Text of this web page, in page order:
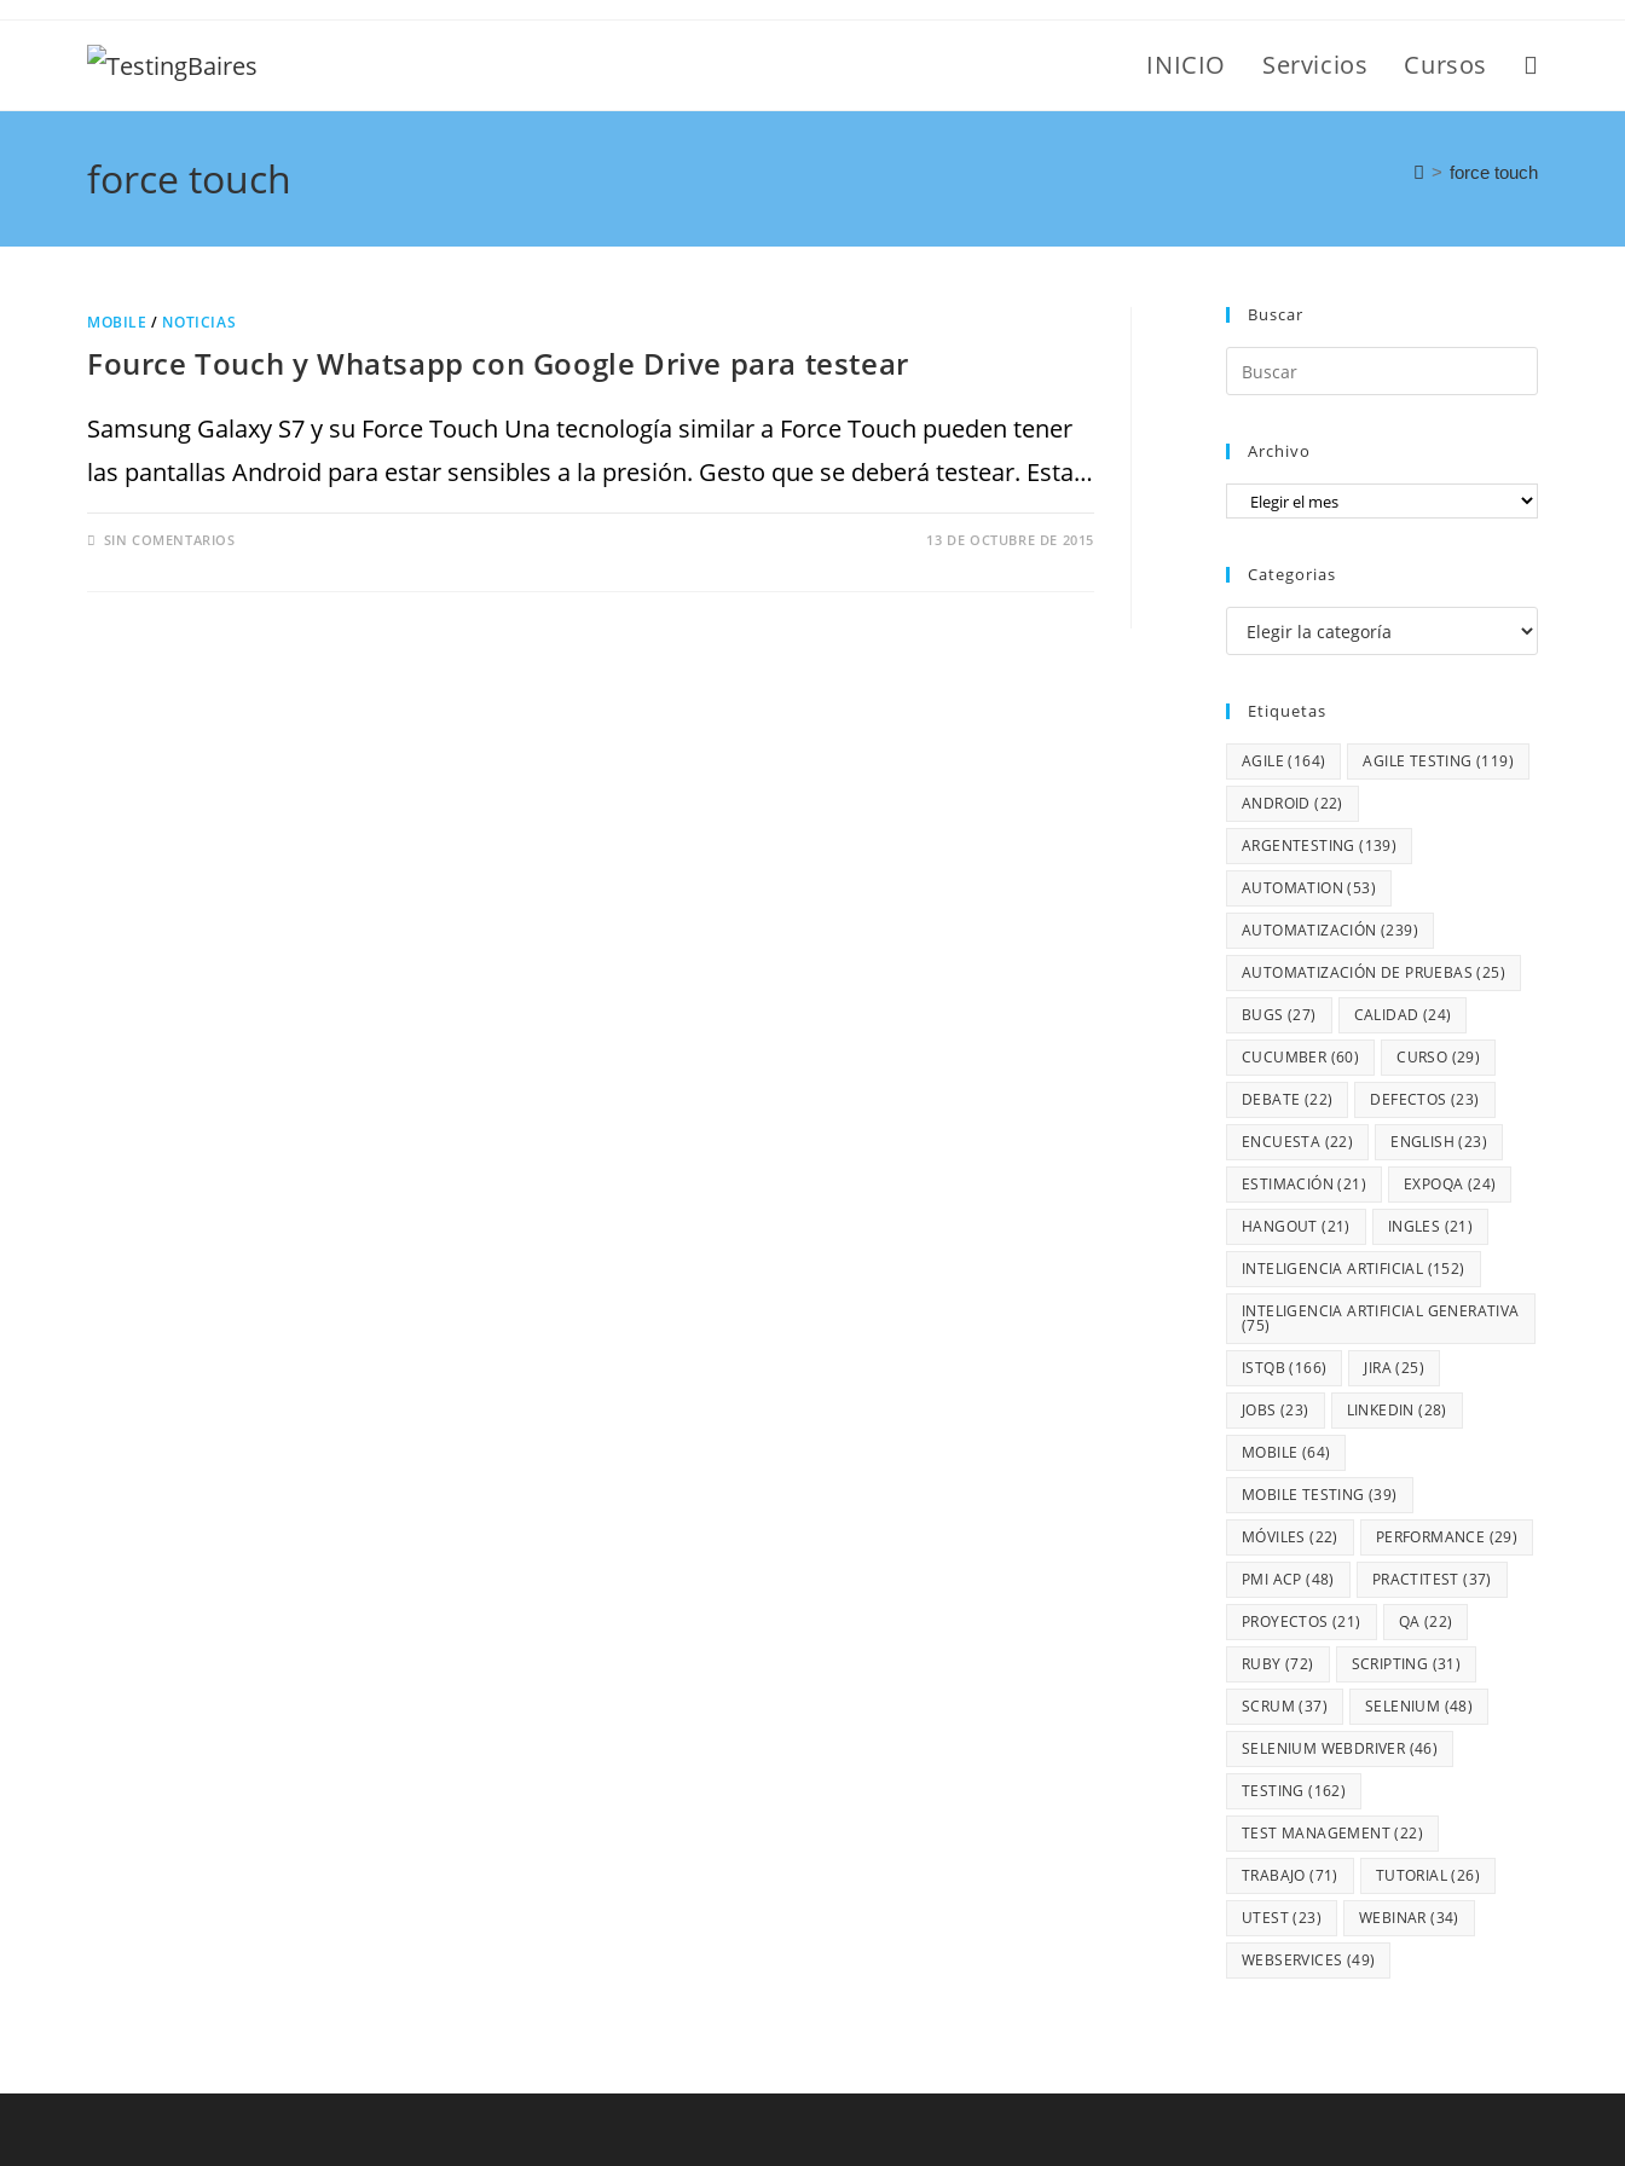
INICIO Servicios Cursos
force touch > force touch
MOBILE / NOTICIAS
Fource Touch y Whatsapp con Google Drive para testear
Samsung Galaxy S7 y su Force Touch Una tecnología similar a Force Touch pueden tener
las pantallas Android para estar sensibles a la presión. Gesto que se deberá testear. Esta…
SIN COMENTARIOS 13 DE OCTUBRE DE 2015
Buscar
Archivo
Categorias
Etiquetas
AGILE (164) AGILE TESTING (119)
ANDROID (22)
ARGENTESTING (139)
AUTOMATION (53)
AUTOMATIZACIÓN (239)
AUTOMATIZACIÓN DE PRUEBAS (25)
BUGS (27) CALIDAD (24)
CUCUMBER (60) CURSO (29)
DEBATE (22) DEFECTOS (23)
ENCUESTA (22) ENGLISH (23)
ESTIMACIÓN (21) EXPOQA (24)
HANGOUT (21) INGLES (21)
INTELIGENCIA ARTIFICIAL (152)
INTELIGENCIA ARTIFICIAL GENERATIVA
(75)
ISTQB (166) JIRA(25)
JOBS (23) LINKEDIN (28)
MOBILE (64)
MOBILE TESTING (39)
MÓVILES (22) PERFORMANCE (29)
PMI ACP (48) PRACTITEST (37)
PROYECTOS (21) QA (22)
RUBY (72) SCRIPTING (31)
SCRUM (37) SELENIUM (48)
SELENIUM WEBDRIVER (46)
TESTING (162)
TEST MANAGEMENT(22)
TRABAJO (71) TUTORIAL(26)
UTEST(23) WEBINAR (34)
WEBSERVICES (49)